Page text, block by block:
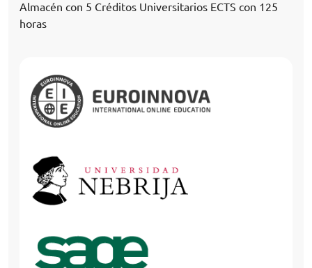
Almacén con 5 Créditos Universitarios ECTS con 125
horas